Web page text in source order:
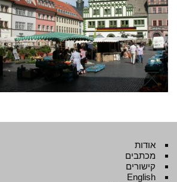
אודות
מכתבים
קישורים
English